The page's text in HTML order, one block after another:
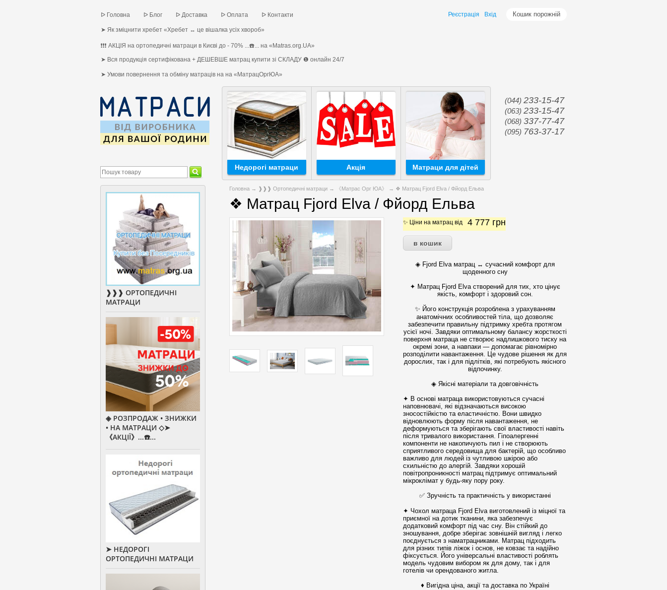
ᐅ Головна ᐅ Блог ᐅ Доставка ᐅ Оплата ᐅ Контакти
➤ Як зміцнити хребет «Хребет ↔ це вішалка усіх хвороб»
❗❗❗ АКЦІЯ на ортопедичні матраци в Києві до - 70% ...☎️... на «Matras.org.UA»
➤ Вся продукція сертифікована + ДЕШЕВШЕ матрац купити зі СКЛАДУ ❶ онлайн 24/7
➤ Умови повернення та обміну матраців на на «МатрацОргЮА»
Кошик порожній
Реєстрація Вхід
(044) 233-15-47
(063) 233-15-47
(068) 337-77-47
(095) 763-37-17
Недорогі матраци Акція Матраци для дітей
Головна → ❱❱❱ Ортопедичні матраци → 《Матрас Орг ЮА》 → ❖ Матрац Fjord Elva / Фйорд Ельва
❖ Матрац Fjord Elva / Фйорд Ельва
✨ Ціни на матрац від 4 777 грн
◈ Fjord Elva матрац ↔ сучасний комфорт для
щоденного сну
✦ Матрац Fjord Elva створений для тих, хто цінує
якість, комфорт і здоровий сон.
✨ Його конструкція розроблена з урахуванням
анатомічних особливостей тіла, що дозволяє
забезпечити правильну підтримку хребта протягом
усієї ночі. Завдяки оптимальному балансу жорсткості
поверхня матраца не створює надлишкового тиску на
окремі зони, а навпаки — допомагає рівномірно
розподілити навантаження. Це чудове рішення як для
дорослих, так і для підлітків, які потребують якісного
відпочинку.
◈ Якісні матеріали та довговічність
✦ В основі матраца використовуються сучасні
наповнювачі, які відзначаються високою
зносостійкістю та еластичністю. Вони швидко
відновлюють форму після навантаження, не
деформуються та зберігають свої властивості навіть
після тривалого використання. Гіпоалергенні
компоненти не накопичують пил і не створюють
сприятливого середовища для бактерій, що особливо
важливо для людей із чутливою шкірою або
схильністю до алергій. Завдяки хорошій
повітропроникності матрац підтримує оптимальний
мікроклімат у будь-яку пору року.
✅ Зручність та практичність у використанні
✦ Чохол матраца Fjord Elva виготовлений із міцної та
приємної на дотик тканини, яка забезпечує
додатковий комфорт під час сну. Він стійкий до
зношування, добре зберігає зовнішній вигляд і легко
поєднується з наматрацниками. Матрац підходить
для різних типів ліжок і основ, не ковзає та надійно
фіксується. Його універсальні властивості роблять
модель чудовим вибором як для дому, так і для
готелів чи орендованого житла.
♦ Вигідна ціна, акції та доставка по Україні
❱❱❱ ОРТОПЕДИЧНІ
МАТРАЦИ
◈ РОЗПРОДАЖ • ЗНИЖКИ
• НА МАТРАЦИ ◇➤
《АКЦІЇ》...☎️...
➤ НЕДОРОГІ
ОРТОПЕДИЧНІ МАТРАЦИ